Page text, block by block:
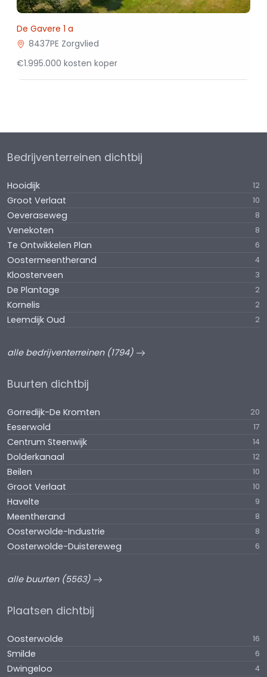
De Gavere 1 a
8437PE Zorgvlied
€1.995.000 kosten koper
Bedrijventerreinen dichtbij
Hooidijk 12
Groot Verlaat 10
Oeveraseweg 8
Venekoten 8
Te Ontwikkelen Plan 6
Oostermeentherand 4
Kloosterveen 3
De Plantage 2
Kornelis 2
Leemdijk Oud 2
alle bedrijventerreinen (1794)
Buurten dichtbij
Gorredijk-De Kromten 20
Eeserwold 17
Centrum Steenwijk 14
Dolderkanaal 12
Beilen 10
Groot Verlaat 10
Havelte 9
Meentherand 8
Oosterwolde-Industrie 8
Oosterwolde-Duistereweg 6
alle buurten (5563)
Plaatsen dichtbij
Oosterwolde 16
Smilde 6
Dwingeloo 4